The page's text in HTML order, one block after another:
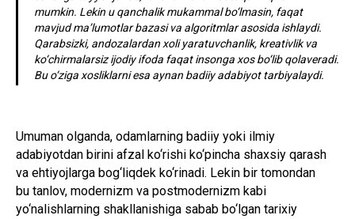
mumkin. Lekin u qanchalik mukammal bo‘lmasin, faqat
mavjud ma’lumotlar bazasi va algoritmlar asosida ishlaydi.
Qarabsizki, andozalardan xoli yaratuvchanlik, kreativlik va
ko‘chirmalarsiz ijodiy ifoda faqat insonga xos bo‘lib qolaveradi.
Bu o‘ziga xosliklarni esa aynan badiiy adabiyot tarbiyalaydi.
Umuman olganda, odamlarning badiiy yoki ilmiy
adabiyotdan birini afzal ko‘rishi ko‘pincha shaxsiy qarash
va ehtiyojlarga bog‘liqdek ko‘rinadi. Lekin bir tomondan
bu tanlov, modernizm va postmodernizm kabi
yo‘nalishlarning shakllanishiga sabab bo‘lgan tarixiy